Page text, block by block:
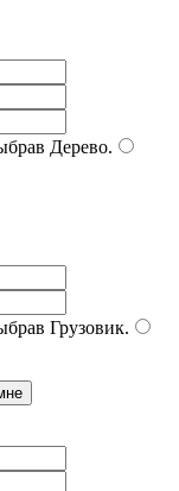
Дерево.
Грузовик.